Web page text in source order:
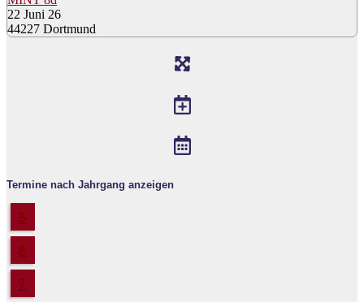
22 Juni 26
44227 Dortmund
Termine nach Jahrgang anzeigen
5
6
7